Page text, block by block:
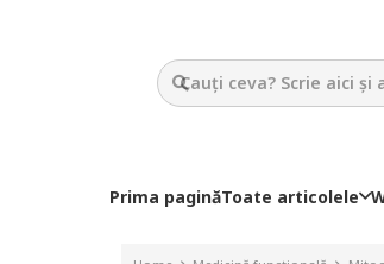
Prima paginăToate articolele